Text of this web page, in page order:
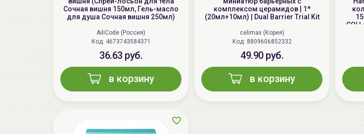
Сочная вишня 150мл, Гель-масло
для душа Сочная вишня 250мл)
AiliCode (Россия)
Код: 4673743584371
36.63 руб.
в корзину
комплексом церамидов | 1*
(20мл+10мл) | Dual Barrier Trial Kit
celimax (Корея)
Код: 8809606852332
49.90 руб.
в корзину